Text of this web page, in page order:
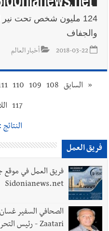
124 مليون شخص تحت
والجفاف
2018-03-22 أخبار العالم
« السابق 108
109
110
117
النتائج : 1400
فريق العمل
فريق العمل في موقع
Sidonianews.net
Zaatari - رئيس التحرير